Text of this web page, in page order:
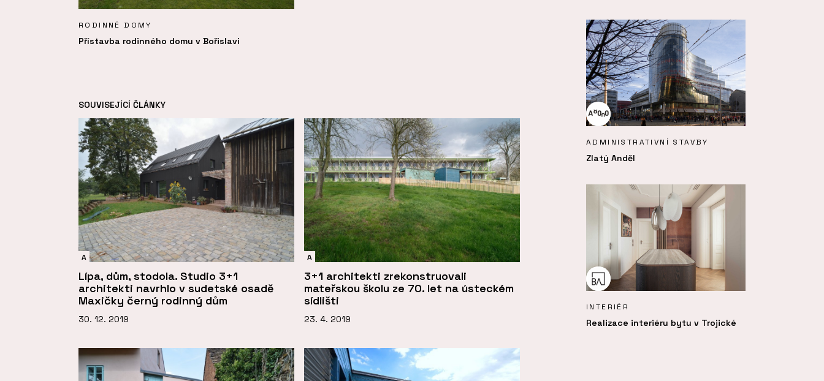
RODINNÉ DOMY
Přístavba rodinného domu v Bořislavi
SOUVISEJÍCÍ ČLÁNKY
A
Lípa, dům, stodola. Studio 3+1
architekti navrhlo v sudetské osadě
Maxičky černý rodinný dům
30. 12. 2019
A
3+1 architekti zrekonstruovali
mateřskou školu ze 70. let na ústeckém
sídlišti
23. 4. 2019
ADMINISTRATIVNÍ STAVBY
Zlatý Anděl
INTERIÉR
Realizace interiéru bytu v Trojické